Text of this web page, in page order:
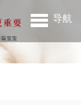
导航